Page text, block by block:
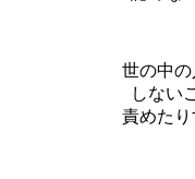
世の中
しない
責めたり